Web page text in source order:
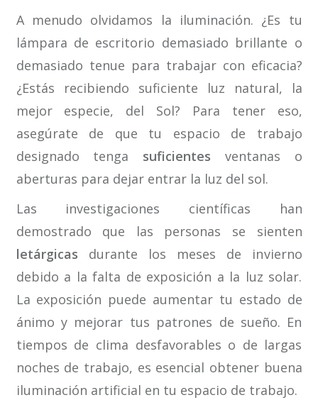
A menudo olvidamos la iluminación. ¿Es tu
lámpara de escritorio demasiado brillante o
demasiado tenue para trabajar con eficacia?
¿Estás recibiendo suficiente luz natural, la
mejor especie, del Sol? Para tener eso,
asegúrate de que tu espacio de trabajo
designado tenga suficientes ventanas o
aberturas para dejar entrar la luz del sol.
Las investigaciones científicas han
demostrado que las personas se sienten
letárgicas durante los meses de invierno
debido a la falta de exposición a la luz solar.
La exposición puede aumentar tu estado de
ánimo y mejorar tus patrones de sueño. En
tiempos de clima desfavorables o de largas
noches de trabajo, es esencial obtener buena
iluminación artificial en tu espacio de trabajo.